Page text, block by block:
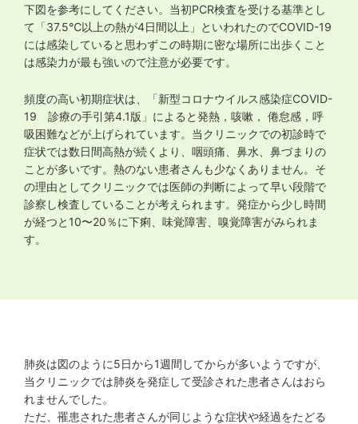
下図を参考にしてください。当初PCR検査を受ける基準とし
て「37.5℃以上の熱が4日間以上」といわれたのでCOVID-19
には感染していると思わずこの時期に密な場所に出歩くこと
は感染力が最も強いので注意が必要です。
頻度の高い初期症状は、「新型コロナウイルス感染症COVID-
19 診療の手引第4.1版」によると発熱，咳嗽， 倦怠感，呼
吸困難などが上げられています。当クリニックでの初診時で
症状では数日間高熱が続くより、咽頭痛、鼻水、鼻づまりの
ことが多いです。熱のない患者さんも少なくありません。そ
の理由としてクリニックでは医師の判断によって早い段階で
診察し検査していることが考えられます。発症から少し時間
が経つと10〜20％に下痢、味覚障害、嗅覚障害がみられま
す。
肺炎は図のように5日から1週間してからが多いようですが、
当クリニックでは肺炎を発症して受診された患者さんはおら
れませんでした。
ただ、罹患された患者さんが同じような症状や経過をたどる